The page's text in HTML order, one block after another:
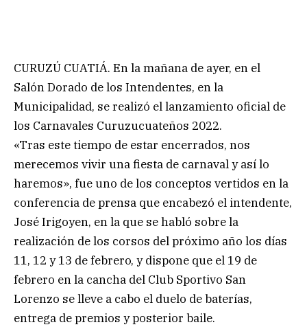
CURUZÚ CUATIÁ. En la mañana de ayer, en el
Salón Dorado de los Intendentes, en la
Municipalidad, se realizó el lanzamiento oficial de
los Carnavales Curuzucuateños 2022.
«Tras este tiempo de estar encerrados, nos
merecemos vivir una fiesta de carnaval y así lo
haremos», fue uno de los conceptos vertidos en la
conferencia de prensa que encabezó el intendente,
José Irigoyen, en la que se habló sobre la
realización de los corsos del próximo año los días
11, 12 y 13 de febrero, y dispone que el 19 de
febrero en la cancha del Club Sportivo San
Lorenzo se lleve a cabo el duelo de baterías,
entrega de premios y posterior baile.